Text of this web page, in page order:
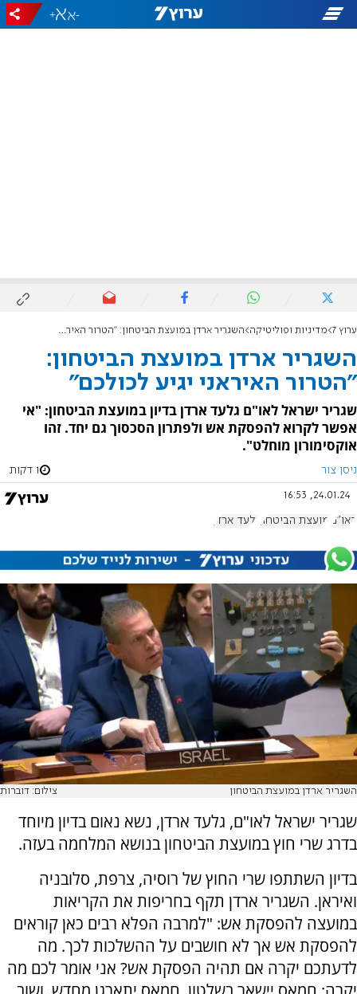
-
+
ערוץ 7 מדיניות ופוליטיקה השגריר ארדן במועצת הביטחון: "הטרור האיראני יגיע לכולכם"
השגריר ארדן במועצת הביטחון:
"הטרור האיראני יגיע לכולכם"
שגריר ישראל לאו"ם גלעד ארדן בדיון במועצת הביטחון: "אי
אפשר לקרוא להפסקת אש ולפתרון הסכסוך גם יחד. זהו
אוקסימורון מוחלט".
ניסן צור 1 דקות
24.01.24, 16:53
האו"ם מועצת הביטחון גלעד ארדן
השגריר ארדן במועצת הביטחון צילום: דוברות
שגריר ישראל לאו"ם, גלעד ארדן, נשא נאום בדיון מיוחד
בדרג שרי חוץ במועצת הביטחון בנושא המלחמה בעזה.
בדיון השתתפו שרי החוץ של רוסיה, צרפת, סלובניה
ואיראן. השגריר ארדן תקף בחריפות את הקריאות
במועצה להפסקת אש: "למרבה הפלא רבים כאן קוראים
להפסקת אש אך לא חושבים על ההשלכות לכך. מה
לדעתכם יקרה אם תהיה הפסקת אש? אני אומר לכם מה